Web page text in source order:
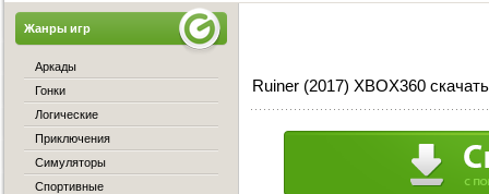
Ruiner (2017) XBOX360
Жанры игр
Аркады
Гонки
Логические
Приключения
Симуляторы
Спортивные